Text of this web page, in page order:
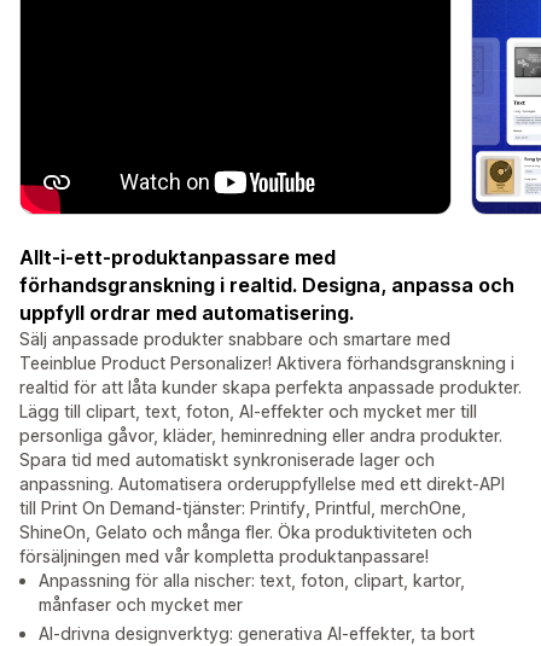
Allt-i-ett-produktanpassare med
förhandsgranskning i realtid. Designa, anpassa och
uppfyll ordrar med automatisering.
Sälj anpassade produkter snabbare och smartare med
Teeinblue Product Personalizer! Aktivera förhandsgranskning i
realtid för att låta kunder skapa perfekta anpassade produkter.
Lägg till clipart, text, foton, AI-effekter och mycket mer till
personliga gåvor, kläder, heminredning eller andra produkter.
Spara tid med automatiskt synkroniserade lager och
anpassning. Automatisera orderuppfyllelse med ett direkt-API
till Print On Demand-tjänster: Printify, Printful, merchOne,
ShineOn, Gelato och många fler. Öka produktiviteten och
försäljningen med vår kompletta produktanpassare!
Anpassning för alla nischer: text, foton, clipart, kartor,
månfaser och mycket mer
AI-drivna designverktyg: generativa AI-effekter, ta bort